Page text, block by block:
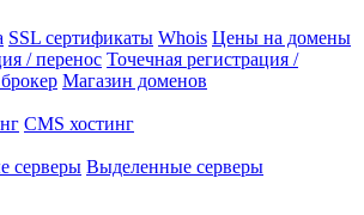
SSL сертификаты Whois Цены на домены
/ перенос Точечная регистрация /
Магазин доменов
CMS хостинг
серверы Выделенные серверы